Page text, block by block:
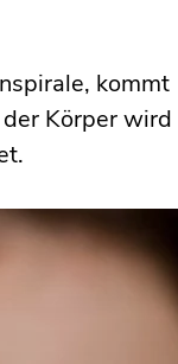
kommt
Körper wird